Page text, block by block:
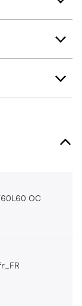
OC